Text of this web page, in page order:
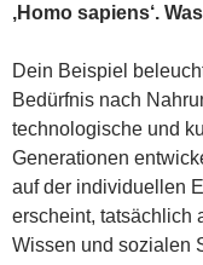
‚Homo sapiens‘.
Dein Beispiel
Bedürfnis nach
technologische und
Generationen
auf der individuellen
erscheint, tatsächlich
Wissen und sozialen